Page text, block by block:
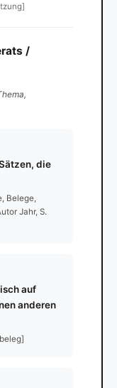
/
die
Belege,
Jahr, S.
auf
anderen